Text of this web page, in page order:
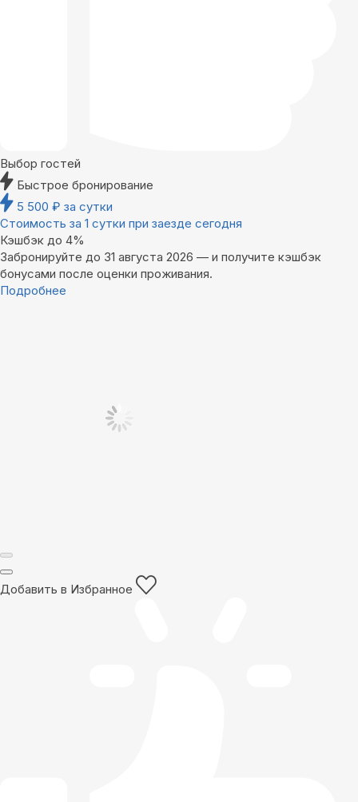
Выбор гостей
Быстрое бронирование
5 500 ₽ за сутки
Стоимость за 1 сутки при заезде сегодня
Кэшбэк до 4%
Забронируйте до 31 августа 2026 — и получите кэшбэк
бонусами после оценки проживания.
Подробнее
Добавить в Избранное